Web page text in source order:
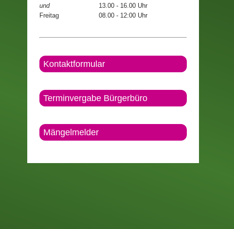
und
13.00 - 16.00 Uhr
Freitag
08.00 - 12:00 Uhr
Kontaktformular
Terminvergabe Bürgerbüro
Mängelmelder